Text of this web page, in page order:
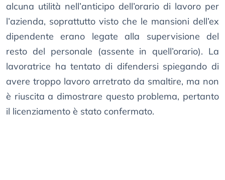
alcuna utilità nell’anticipo dell’orario di lavoro per
l’azienda, soprattutto visto che le mansioni dell’ex
dipendente erano legate alla supervisione del
resto del personale (assente in quell’orario). La
lavoratrice ha tentato di difendersi spiegando di
avere troppo lavoro arretrato da smaltire, ma non
è riuscita a dimostrare questo problema, pertanto
il licenziamento è stato confermato.